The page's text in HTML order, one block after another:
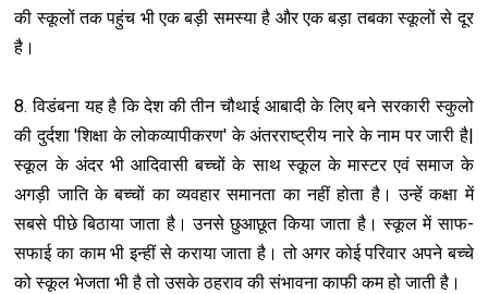
की स्कूलों तक पहुंच भी एक बड़ी समस्या है और एक बड़ा तबका स्कूलों से दूर
है।
8. विडंबना यह है कि देश की तीन चौथाई आबादी के लिए बने सरकारी स्कुलो
की दुर्दशा 'शिक्षा के लोकव्यापीकरण' के अंतरराष्ट्रीय नारे के नाम पर जारी है|
स्कूल के अंदर भी आदिवासी बच्चों के साथ स्कूल के मास्टर एवं समाज के
अगड़ी जाति के बच्चों का व्यवहार समानता का नहीं होता है। उन्हें कक्षा में
सबसे पीछे बिठाया जाता है। उनसे छुआछूत किया जाता है। स्कूल में साफ-
सफाई का काम भी इन्हीं से कराया जाता है। तो अगर कोई परिवार अपने बच्चे
को स्कूल भेजता भी है तो उसके ठहराव की संभावना काफी कम हो जाती है।